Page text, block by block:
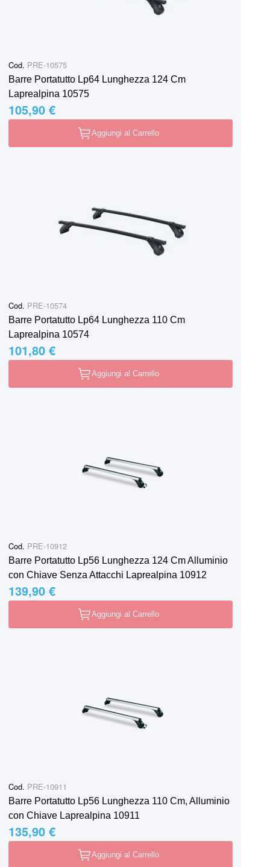
Cod. PRE-10575
Barre Portatutto Lp64 Lunghezza 124 Cm
Laprealpina 10575
105,90 €
Aggiungi al Carrello
Cod. PRE-10574
Barre Portatutto Lp64 Lunghezza 110 Cm
Laprealpina 10574
101,80 €
Aggiungi al Carrello
Cod. PRE-10912
Barre Portatutto Lp56 Lunghezza 124 Cm Alluminio
con Chiave Senza Attacchi Laprealpina 10912
139,90 €
Aggiungi al Carrello
Cod. PRE-10911
Barre Portatutto Lp56 Lunghezza 110 Cm, Alluminio
con Chiave Laprealpina 10911
135,90 €
Aggiungi al Carrello